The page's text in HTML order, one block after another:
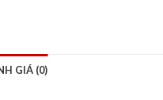
GIÁ (0)